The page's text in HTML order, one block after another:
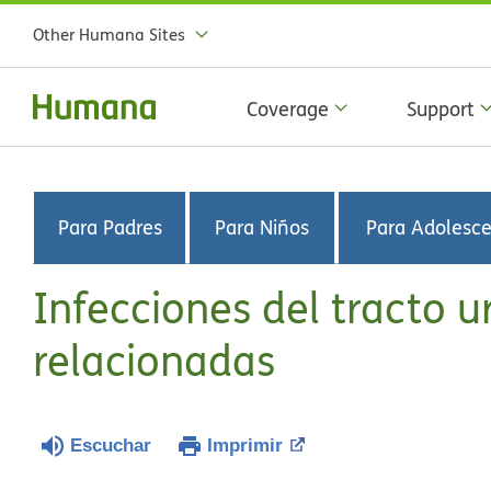
Other Humana Sites
Coverage Support
Para Padres Para Niños Para
Infecciones del tracto
relacionadas
Escuchar Imprimir